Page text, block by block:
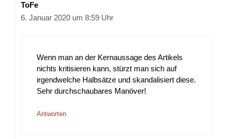
ToFe
6. Januar 2020 um 8:59 Uhr
Wenn man an der Kernaussage des Artikels
nichts kritisieren kann, stürzt man sich auf
irgendwelche Halbsätze und skandalisiert diese.
Sehr durchschaubares Manöver!
Antworten